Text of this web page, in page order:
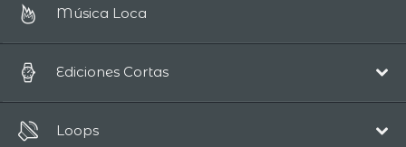
Música Loca
Ediciones Cortas
Loops